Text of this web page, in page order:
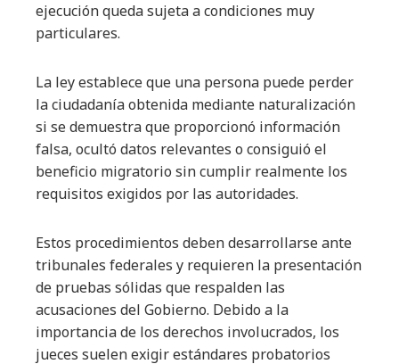
ejecución queda sujeta a condiciones muy
particulares.
La ley establece que una persona puede perder
la ciudadanía obtenida mediante naturalización
si se demuestra que proporcionó información
falsa, ocultó datos relevantes o consiguió el
beneficio migratorio sin cumplir realmente los
requisitos exigidos por las autoridades.
Estos procedimientos deben desarrollarse ante
tribunales federales y requieren la presentación
de pruebas sólidas que respalden las
acusaciones del Gobierno. Debido a la
importancia de los derechos involucrados, los
jueces suelen exigir estándares probatorios